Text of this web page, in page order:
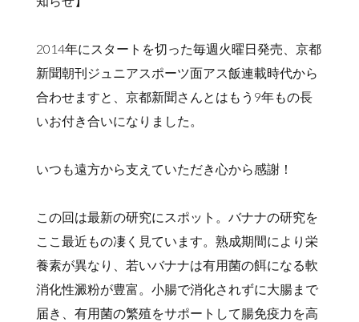
2014年にスタートを切った毎週火曜日発売、京都
新聞朝刊ジュニアスポーツ面アス飯連載時代から
合わせますと、京都新聞さんとはもう9年もの長
いお付き合いになりました。
いつも遠方から支えていただき心から感謝！
この回は最新の研究にスポット。バナナの研究を
ここ最近もの凄く見ています。熟成期間により栄
養素が異なり、若いバナナは有用菌の餌になる軟
消化性澱粉が豊富。小腸で消化されずに大腸まで
届き、有用菌の繁殖をサポートして腸免疫力を高